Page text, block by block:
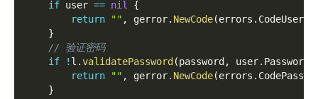
if user == nil
{
return
"" , gerror. NewCode(errors .
}
// 验证密码
if
! l .validatePassword (password , user. Password
return
"" , gerror. NewCode(errors .
}